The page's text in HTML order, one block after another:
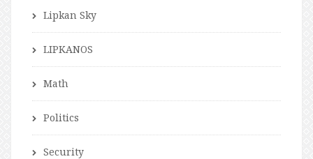
Lipkan Sky
LIPKANOS
Math
Politics
Security